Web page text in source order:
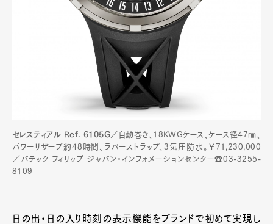
セレスティアル Ref. 6105G／自動巻き、18KWGケース、ケース径47㎜、
パワーリザーブ約48時間、ラバーストラップ、3気圧防水。￥71,230,000
／パテック フィリップ ジャパン・インフォメーションセンター☎03-3255-
8109
日の出・日の入り時刻の表示機能をブランドで初めて実現し